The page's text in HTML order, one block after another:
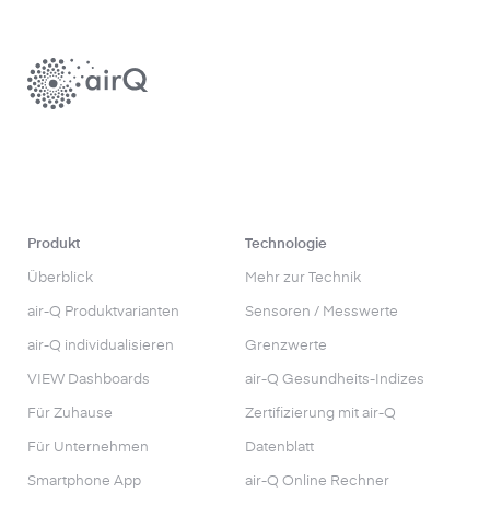
Produkt
Überblick
air-Q Produktvarianten
air-Q individualisieren
VIEW Dashboards
Für Zuhause
Für Unternehmen
Smartphone App
Technologie
Mehr zur Technik
Sensoren / Messwerte
Grenzwerte
air-Q Gesundheits-Indizes
Zertifizierung mit air-Q
Datenblatt
air-Q Online Rechner